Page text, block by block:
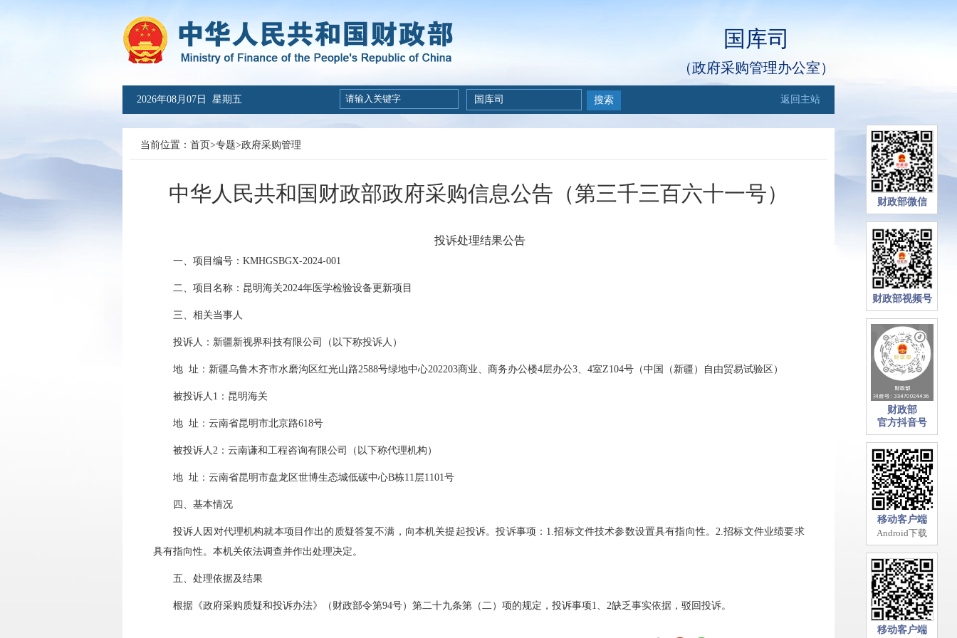
财政部微信
财政部视频号
财政部
官方抖音号
移动客户端
Android下载
移动客户端
国库司
（政府采购管理办公室）
2026年08月07日 星期五 国库司 搜索 返回主站
当前位置： 首页>专题>政府采购管理
中华人民共和国财政部政府采购信息公告（第三千三百六十一号）
投诉处理结果公告
一、项目编号： KMHGSBGX-2024-001
二、项目名称： 昆明海关2024年医学检验设备更新项目
三、相关当事人
投诉人： 新疆新视界科技有限公司 （以下称投诉人）
地 址： 新疆乌鲁木齐市水磨沟区红光山路2588号绿地中心202203商业、商务办公楼4层办公3、4室Z104号（中国（新疆）自由贸易试验区）
被投诉人 1 ： 昆明海关
地 址： 云南省昆明市北京路618号
被投诉人2： 云南谦和工程咨询有限公司 （ 以下称代理机构）
地 址： 云南省昆明市盘龙区世博生态城低碳中心B栋11层1101号
四、基本情况
投诉人因对代理机构就本项目作出的质疑答复不满，向本机关提起投诉。投诉事项 ： 1.招标文件技术参数设置具有指向性。2.招标文件业绩要求
具有指向性。 本机关依法调查并作出处理决定。
五、处理依据及结果
根据《政府采购质疑和投诉办法》（财政部令第94号）第二十九条第（二） 项的规定，投诉事项1、2缺乏事实依据， 驳回投诉。